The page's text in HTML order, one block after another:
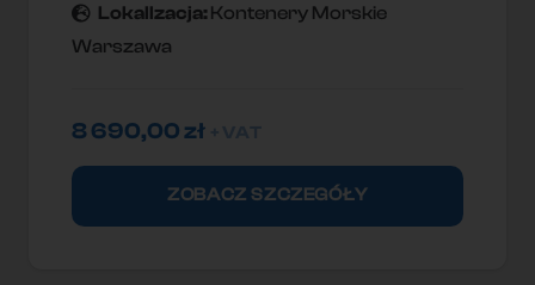
Lokallzacja: Kontenery Morskie
Warszawa
8 690,00zł
ZOBACZ SZCZEGÓŁY